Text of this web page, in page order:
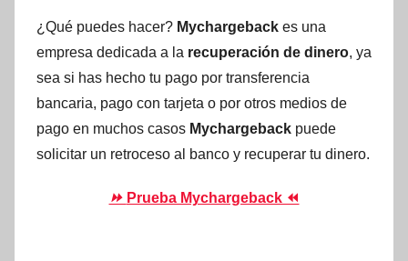
¿Qué puedes hacer? Mychargeback es una
empresa dedicada a la recuperación de dinero, ya
sea si has hecho tu pago por transferencia
bancaria, pago con tarjeta o por otros medios de
pago en muchos casos Mychargeback puede
solicitar un retroceso al banco y recuperar tu dinero.
⏩ Prueba Mychargeback ⏪